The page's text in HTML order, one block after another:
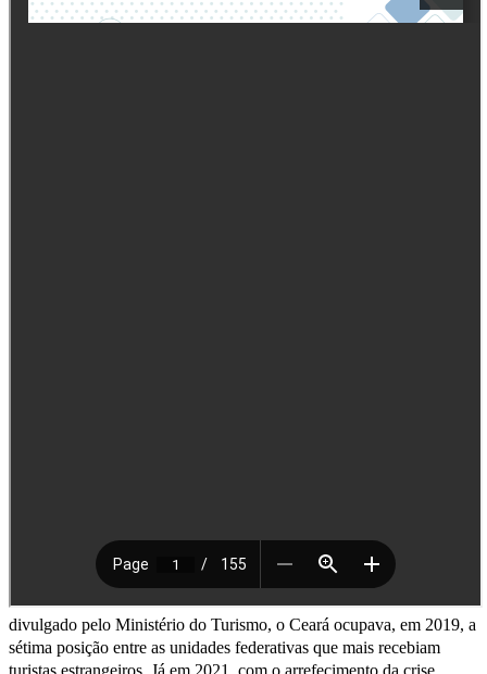
divulgado pelo Ministério do Turismo, o Ceará ocupava, em 2019, a
sétima posição entre as unidades federativas que mais recebiam
turistas estrangeiros. Já em 2021, com o arrefecimento da crise